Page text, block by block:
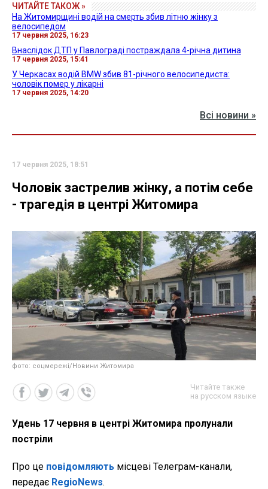
ЧИТАЙТЕ ТАКОЖ »
На Житомирщині водій на смерть збив літню жінку з
велосипедом
17 червня 2025, 16:23
Внаслідок ДТП у Павлограді постраждала 4-річна дитина
17 червня 2025, 15:41
У Черкасах водій BMW збив 81-річного велосипедиста:
чоловік помер у лікарні
17 червня 2025, 14:20
Всі новини »
17 червня 2025, 18:51
Чоловік застрелив жінку, а потім себе
- трагедія в центрі Житомира
фото: соцмережі/Новини Житомира
Читайте также
на русском языке
Удень 17 червня в центрі Житомира пролунали
постріли
Про це повідомляють місцеві Телеграм-канали,
передає RegioNews.